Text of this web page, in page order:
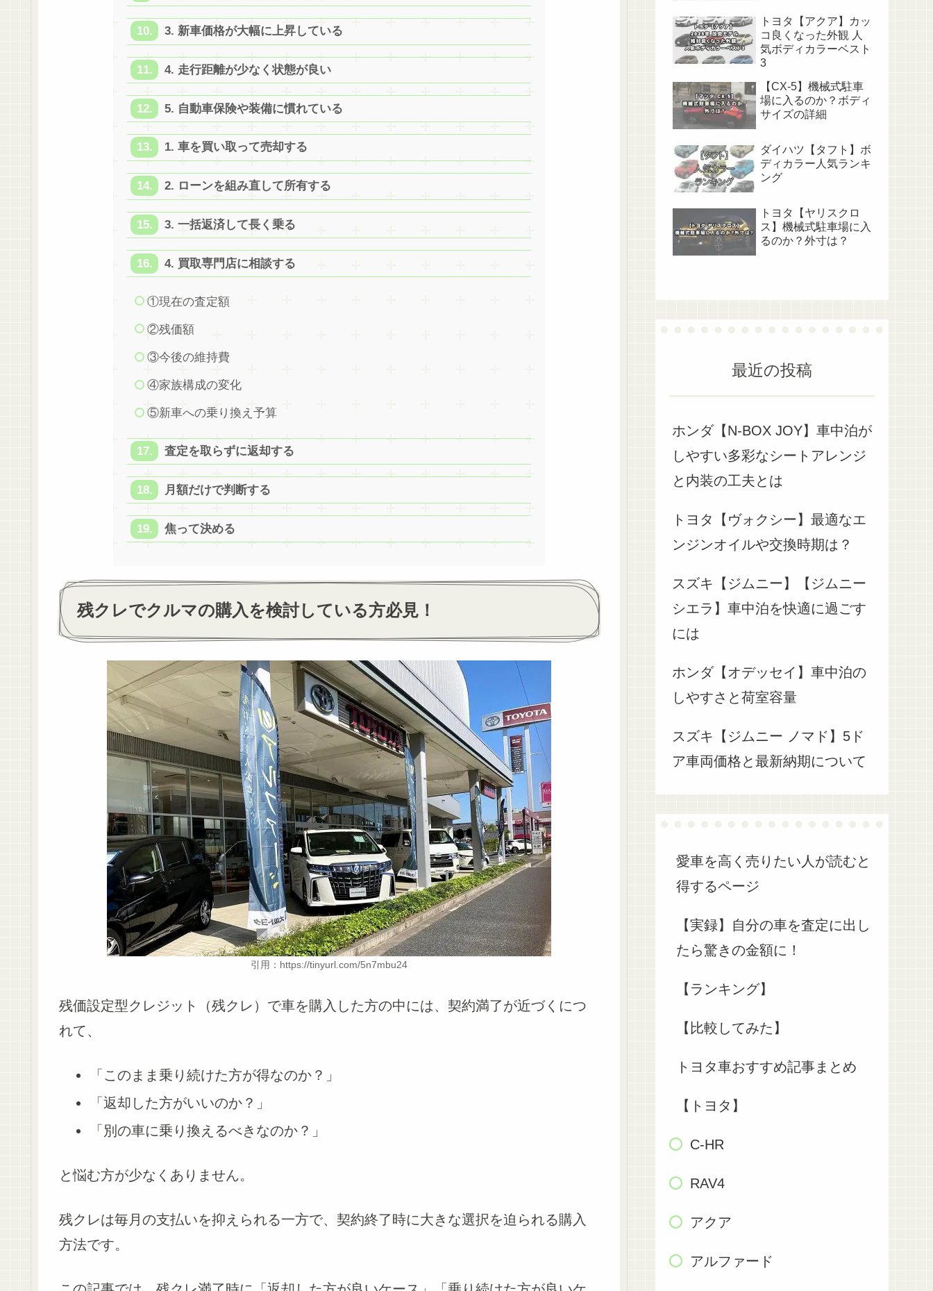
3. 新車価格が大幅に上昇している
4. 走行距離が少なく状態が良い
5. 自動車保険や装備に慣れている
1. 車を買い取って売却する
2. ローンを組み直して所有する
3. 一括返済して長く乗る
4. 買取専門店に相談する
①現在の査定額
②残価額
③今後の維持費
④家族構成の変化
⑤新車への乗り換え予算
査定を取らずに返却する
月額だけで判断する
焦って決める
残クレでクルマの購入を検討している方必見！
引用：https://tinyurl.com/5n7mbu24
残価設定型クレジット（残クレ）で車を購入した方の中には、契約満了が近づくにつ
れて、
「このまま乗り続けた方が得なのか？」
「返却した方がいいのか？」
「別の車に乗り換えるべきなのか？」
と悩む方が少なくありません。
残クレは毎月の支払いを抑えられる一方で、契約終了時に大きな選択を迫られる購入
方法です。
トヨタ【アクア】カッ
コ良くなった外観 人
気ボディカラーベスト
3
【CX-5】機械式駐車
場に入るのか？ボディ
サイズの詳細
ダイハツ【タフト】ボ
ディカラー人気ランキ
ング
トヨタ【ヤリスクロ
ス】機械式駐車場に入
るのか？外寸は？
最近の投稿
ホンダ【N-BOX JOY】車中泊が
しやすい多彩なシートアレンジ
と内装の工夫とは
トヨタ【ヴォクシー】最適なエ
ンジンオイルや交換時期は？
スズキ【ジムニー】【ジムニー
シエラ】車中泊を快適に過ごす
には
ホンダ【オデッセイ】車中泊の
しやすさと荷室容量
スズキ【ジムニー ノマド】5ド
ア車両価格と最新納期について
愛車を高く売りたい人が読むと
得するページ
【実録】自分の車を査定に出し
たら驚きの金額に！
【ランキング】
【比較してみた】
トヨタ車おすすめ記事まとめ
【トヨタ】
C-HR
RAV4
アクア
アルファード